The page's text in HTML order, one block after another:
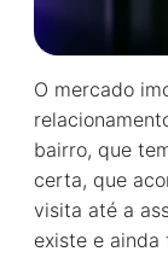
O mercado
bairro, que
certa, que
visita até a
existe e ainda